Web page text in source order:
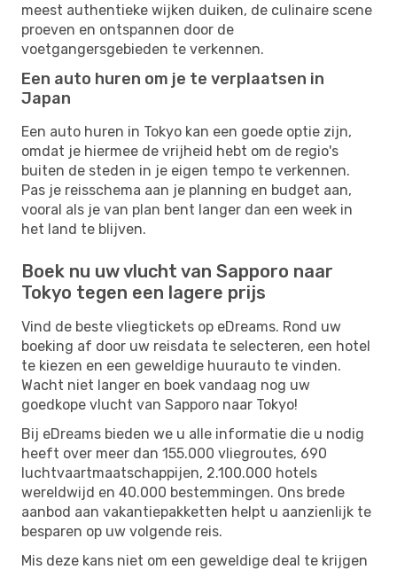
meest authentieke wijken duiken, de culinaire scene
proeven en ontspannen door de
voetgangersgebieden te verkennen.
Een auto huren om je te verplaatsen in
Japan
Een auto huren in Tokyo kan een goede optie zijn,
omdat je hiermee de vrijheid hebt om de regio's
buiten de steden in je eigen tempo te verkennen.
Pas je reisschema aan je planning en budget aan,
vooral als je van plan bent langer dan een week in
het land te blijven.
Boek nu uw vlucht van Sapporo naar
Tokyo tegen een lagere prijs
Vind de beste vliegtickets op eDreams. Rond uw
boeking af door uw reisdata te selecteren, een hotel
te kiezen en een geweldige huurauto te vinden.
Wacht niet langer en boek vandaag nog uw
goedkope vlucht van Sapporo naar Tokyo!
Bij eDreams bieden we u alle informatie die u nodig
heeft over meer dan 155.000 vliegroutes, 690
luchtvaartmaatschappijen, 2.100.000 hotels
wereldwijd en 40.000 bestemmingen. Ons brede
aanbod aan vakantiepakketten helpt u aanzienlijk te
besparen op uw volgende reis.
Mis deze kans niet om een ​​geweldige deal te krijgen